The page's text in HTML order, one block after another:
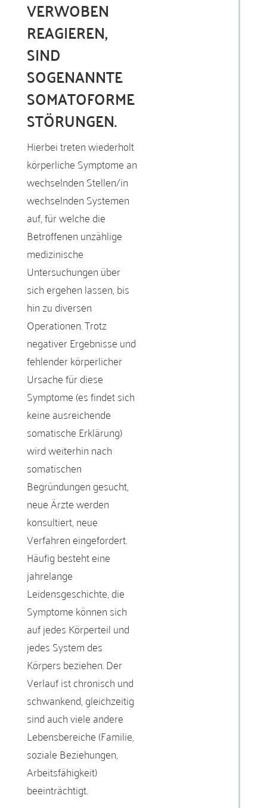
VERWOBEN
REAGIEREN,
SIND
SOGENANNTE
SOMATOFORME
STÖRUNGEN.
Hierbei treten wiederholt
körperliche Symptome an
wechselnden Stellen/in
wechselnden Systemen
auf, für welche die
Betroffenen unzählige
medizinische
Untersuchungen über
sich ergehen lassen, bis
hin zu diversen
Operationen. Trotz
negativer Ergebnisse und
fehlender körperlicher
Ursache für diese
Symptome (es findet sich
keine ausreichende
somatische Erklärung)
wird weiterhin nach
somatischen
Begründungen gesucht,
neue Ärzte werden
konsultiert, neue
Verfahren eingefordert.
Häufig besteht eine
jahrelange
Leidensgeschichte, die
Symptome können sich
auf jedes Körperteil und
jedes System des
Körpers beziehen. Der
Verlauf ist chronisch und
schwankend, gleichzeitig
sind auch viele andere
Lebensbereiche (Familie,
soziale Beziehungen,
Arbeitsfähigkeit)
beeinträchtigt.